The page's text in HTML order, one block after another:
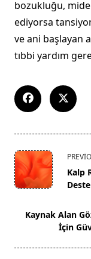
bozukluğu, mide
ediyorsa
ve ani başlayan
tıbbi yardım
<span
class="nav-
subtitle
reader-
text">Page</
Kalp
Kaynak Alan
İçin